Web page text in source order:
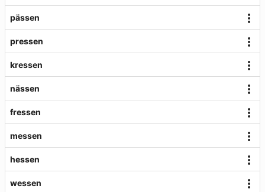
pässen
pressen
kressen
nässen
fressen
messen
hessen
wessen